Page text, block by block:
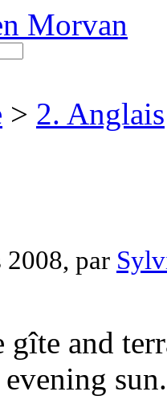
Morvan
> 2. Anglais
2008, par
gîte and
sun.